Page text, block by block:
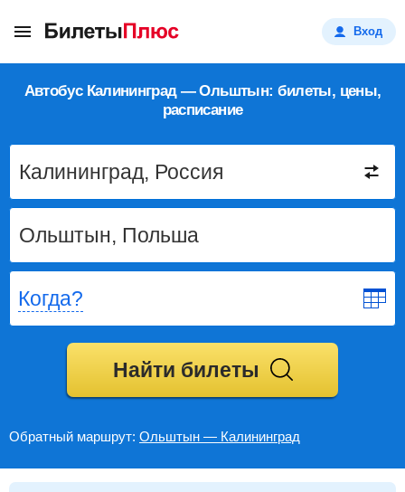
Вход
Автобус Калининград — Ольштын: билеты, цены,
расписание
Когда?
Найти билеты
Обратный маршрут: Ольштын — Калининград